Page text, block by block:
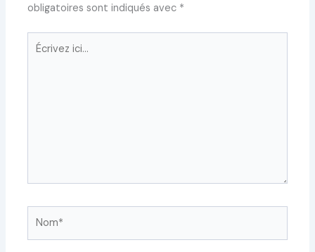
obligatoires sont indiqués avec *
Écrivez
ici…